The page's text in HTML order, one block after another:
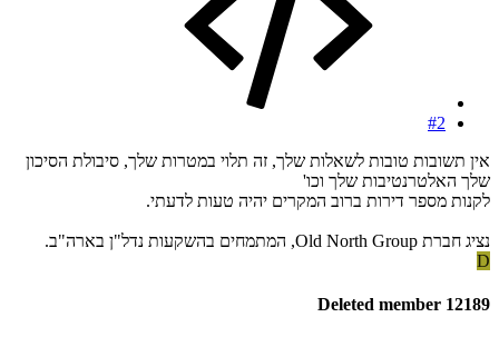
#2
אין תשובות טובות לשאלות שלך, זה תלוי במטרות שלך, סיבולת הסיכון
שלך האלטרנטיבות שלך וכו'
לקנות מספר דירות ברוב המקרים יהיה טעות לדעתי.
נציג חברת Old North Group, המתמחים בהשקעות נדל"ן בארה"ב.
D
Deleted member 12189